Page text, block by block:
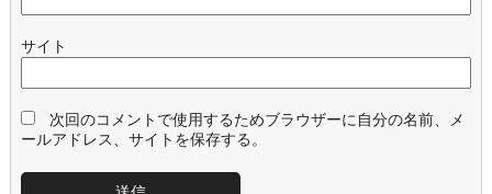
サイト
次回のコメントで使用するためブラウザーに自分の名前、メ
ールアドレス、サイトを保存する。